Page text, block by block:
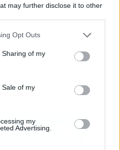
may further disclose it to other
Opt Outs
of my
of my
my
Advertising.